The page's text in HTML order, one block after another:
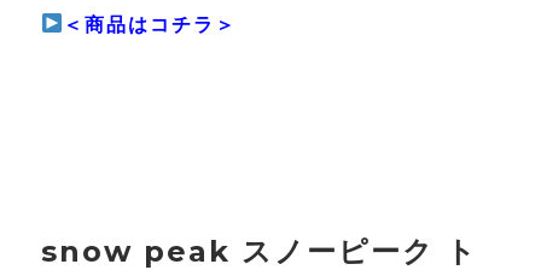
＜商品はコチラ＞
snow peak スノーピーク ト